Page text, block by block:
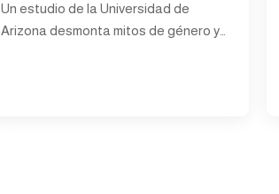
Un estudio de la Universidad de
Arizona desmonta mitos de género y…